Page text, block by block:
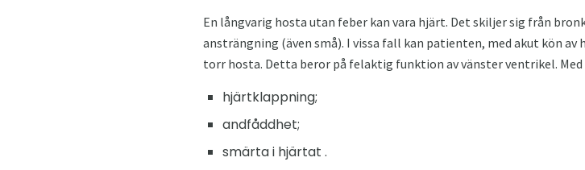
En långvarig hosta utan feber kan vara hjärt. Det skiljer sig från
ansträngning (även små). I vissa fall kan patienten, med akut kön
torr hosta. Detta beror på felaktig funktion av vänster ventrikel. Med
hjärtklappning;
andfåddhet;
smärta i hjärtat .